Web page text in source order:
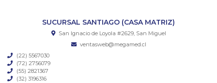
SUCURSAL SANTIAGO (CASA MATRIZ)
San Ignacio de Loyola #2629, San Miguel
ventasweb@megamed.cl
(22) 5567030
(72) 2756079
(55) 2821367
(32) 3196316